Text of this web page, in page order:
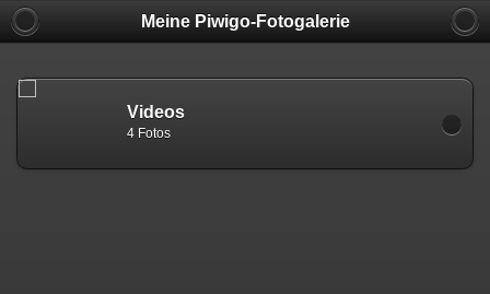
Meine Piwigo-Fotogalerie
Videos
4 Fotos